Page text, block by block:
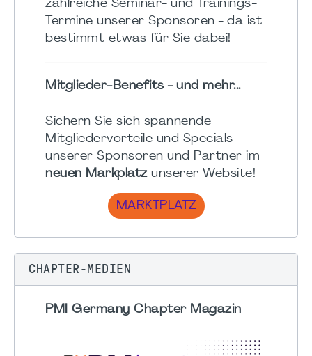
zahlreiche Seminar- und Trainings-
Termine unserer Sponsoren - da ist
bestimmt etwas für Sie dabei!
Mitglieder-Benefits - und mehr...
Sichern Sie sich spannende
Mitgliedervorteile und Specials
unserer Sponsoren und Partner im
neuen Markplatzunserer Website!
MARKTPLATZ
CHAPTER-MEDIEN
PMI Germany Chapter Magazin